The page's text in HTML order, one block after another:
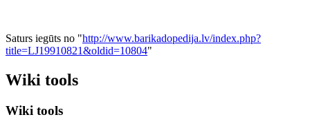
Saturs iegūts no "http://www.barikadopedija.lv/index.php?
title=LJ19910821&oldid=10804"
Wiki tools
Wiki tools